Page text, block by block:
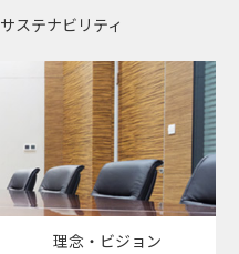
サステナビリティ
理念・ビジョン